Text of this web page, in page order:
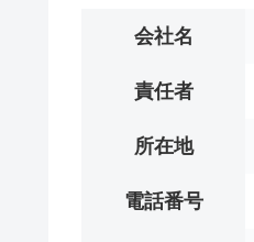
会社名
責任者
所在地
電話番号